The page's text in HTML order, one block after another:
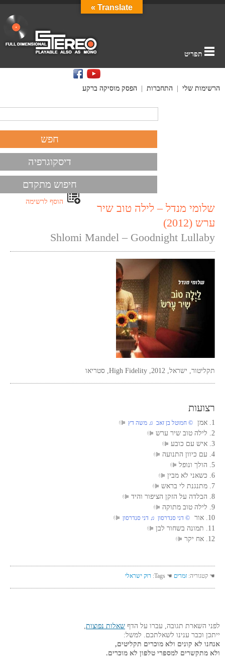
תפריט
הרשימות שלי התחברות הפסק מוסיקה ברקע
דיסקוגרפיה
חיפוש מתקדם
הוסף לרשימה
שלומי מנדל – לילה טוב שיר
ערש (2012)
Shlomi Mandel – Goodnight Lullaby
תקליטור, ישראל, 2012, High Fidelity, סטריאו
רצועות
1. אמן © חמוטל בן זאב ♫ משה דץ
2. לילה טוב שיר ערש
3. איש עם כובע
4. עם כיוון התנועה
5. הולך ונופל
6. כשאני לא מבין
7. מתנגנת לי בראש
8. הבלדה על הזקן הציפור והיד
9. לילה טוב מתוקה
10. אור
© דני סנדרסון ♫ דני סנדרסון
11. תמונה בשחור לבן
12. אח יקר
☚ קטגוריה: זמרים ☚ Tags: רוק ישראלי
לפני השארת תגובה, עברו על הדף שאלות נפוצות,
ייתכן וכבר ענינו לשאלתכם. למשל:
אנחנו לא קונים ולא מוכרים תקליטים,
ולא מתקשרים למספרי טלפון לא מוכרים.
Translate »